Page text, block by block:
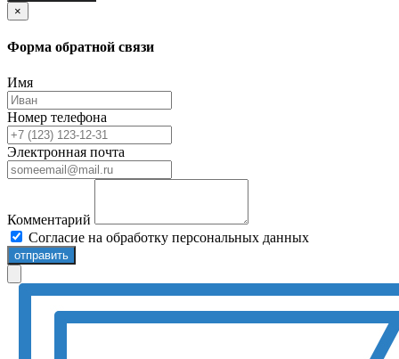
×
Форма обратной связи
Имя
Номер телефона
Электронная почта
Комментарий
Согласие на обработку персональных данных
отправить